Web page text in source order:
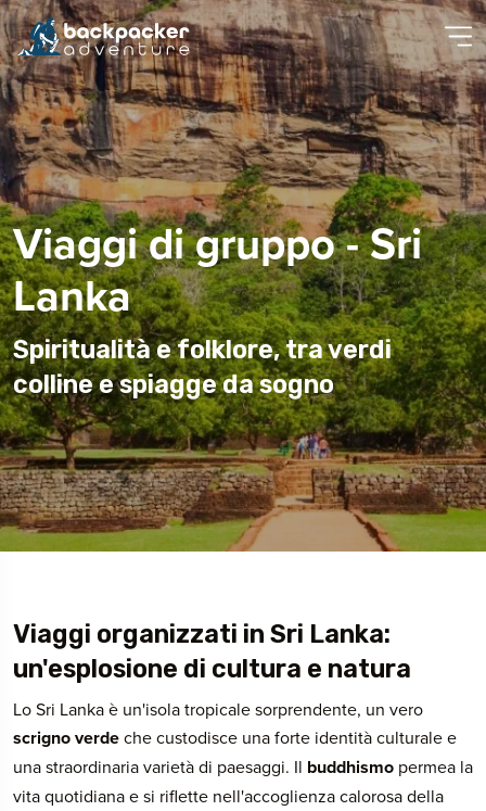
Viaggi di gruppo - Sri
Lanka
Spiritualità e folklore, tra verdi
colline e spiagge da sogno
Viaggi organizzati in Sri Lanka:
un'esplosione di cultura e natura
Lo Sri Lanka è un'isola tropicale sorprendente, un vero
scrigno verdeche custodisce una forte identità culturale e
una straordinaria varietà di paesaggi. Il buddhismo permea la
vita quotidiana e si riflette nell'accoglienza calorosa della